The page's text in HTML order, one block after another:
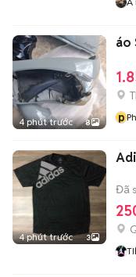
4 phút trước 8
áo
p
4 phút trước 3
Đã